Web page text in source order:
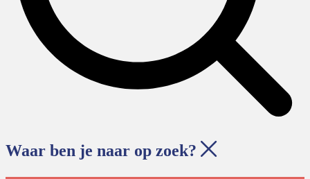
Waar ben je naar op zoek?